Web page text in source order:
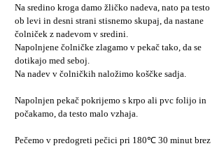
Na sredino kroga damo žličko nadeva, nato pa testo
ob levi in desni strani stisnemo skupaj, da nastane
čolniček z nadevom v sredini.
Napolnjene čolničke zlagamo v pekač tako, da se
dotikajo med seboj.
Na nadev v čolničkih naložimo koščke sadja.
Napolnjen pekač pokrijemo s krpo ali pvc folijo in
počakamo, da testo malo vzhaja.
Pečemo v predogreti pečici pri 180℃ 30 minut brez